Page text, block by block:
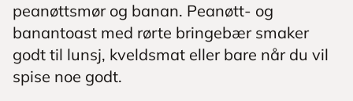
peanøttsmør og banan. Peanøtt- og
banantoast med rørte bringebær smaker
godt til lunsj, kveldsmat eller bare når du vil
spise noe godt.